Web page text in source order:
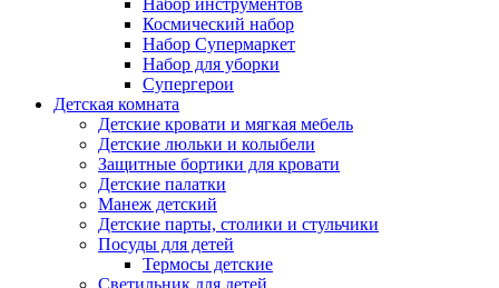
Набор инструментов
Космический набор
Hабор Супермаркет
Набор для уборки
Супергерои
Детская комната
Детские кровати и мягкая мебель
Детские люльки и колыбели
Защитные бортики для кровати
Детские палатки
Манеж детский
Детские парты, столики и стульчики
Посуды для детей
Термосы детские
Светильник для детей